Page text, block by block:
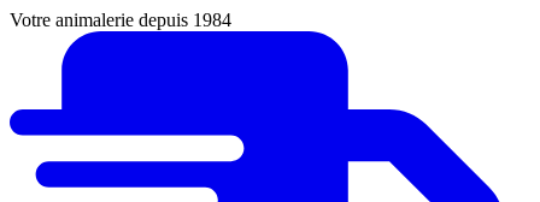
Votre animalerie depuis 1984